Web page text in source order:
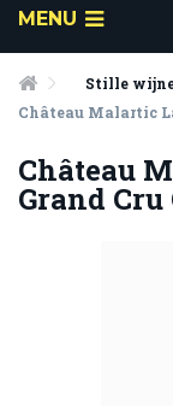
MENU
Stille
Château Malartic
Château
Grand Cru